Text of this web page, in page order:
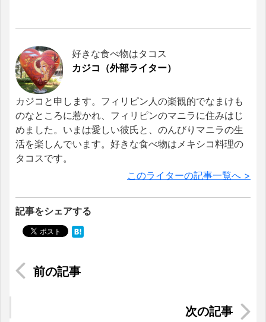
好きな食べ物はタコス
カジコ（外部ライター）
カジコと申します。フィリピン人の楽観的でなまけも
のなところに惹かれ、フィリピンのマニラに住みはじ
めました。いまは愛しい彼氏と、のんびりマニラの生
活を楽しんでいます。好きな食べ物はメキシコ料理の
タコスです。
このライターの記事一覧へ >
記事をシェアする
アジア最大級のイベント！ 第4回ジャパンエキス
インドネシア観光や日常生活で気をつけたい、宗